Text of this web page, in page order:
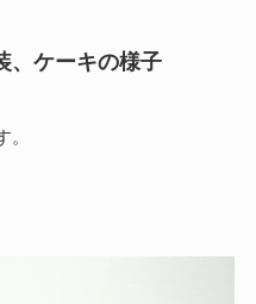
、ケーキの様子